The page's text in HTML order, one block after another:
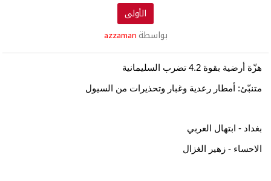
الأولى
بواسطة azzaman
هزّة أرضية بقوة 4.2 تضرب السليمانية
متنبّئ: أمطار رعدية وغبار وتحذيرات من السيول
بغداد - ابتهال العربي
الاحساء - زهير الغزال